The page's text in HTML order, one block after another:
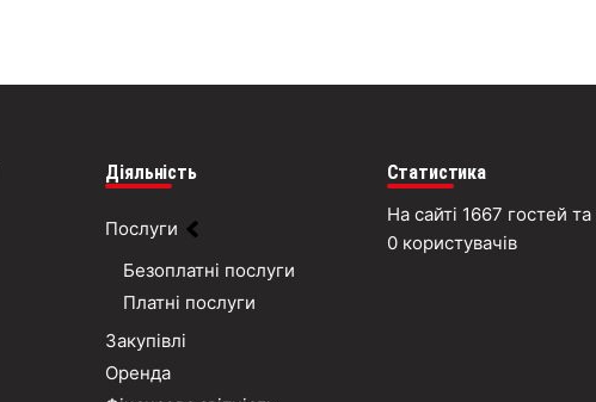
Діяльність
Послуги
Безоплатні послуги
Платні послуги
Закупівлі
Оренда
Статистика
На сайті 1667 гостей та
0 користувачів